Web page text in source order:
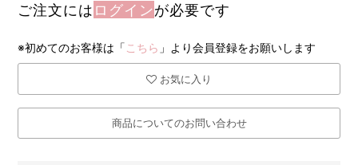
ご注文には ログインが必要です
※初めてのお客様は「こちら 」より会員登録をお願いします
お気に入り
商品についてのお問い合わせ